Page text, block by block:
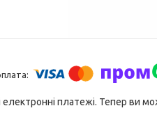
електронні платежі. Тепер ви